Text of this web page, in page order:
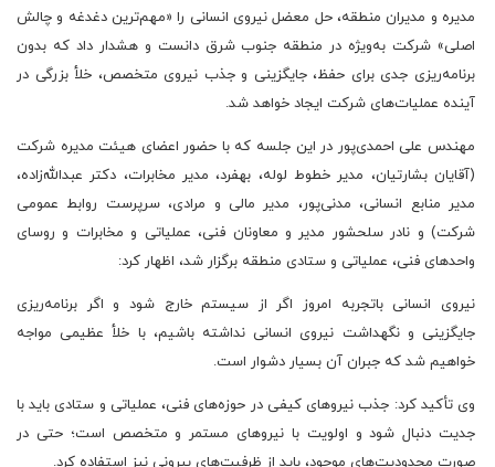
مدیره و مدیران منطقه، حل معضل نیروی انسانی را «مهم‌ترین دغدغه و چالش
اصلی» شرکت به‌ویژه در منطقه جنوب شرق دانست و هشدار داد که بدون
برنامه‌ریزی جدی برای حفظ، جایگزینی و جذب نیروی متخصص، خلأ بزرگی در
آینده عملیات‌های شرکت ایجاد خواهد شد.
مهندس علی احمدی‌پور در این جلسه که با حضور اعضای هیئت مدیره شرکت
(آقایان بشارتیان، مدیر خطوط لوله، بهفرد، مدیر مخابرات، دکتر عبدالله‌زاده،
مدیر منابع انسانی، مدنی‌پور، مدیر مالی و مرادی، سرپرست روابط عمومی
شرکت) و نادر سلحشور مدیر و معاونان فنی، عملیاتی و مخابرات و روسای
واحدهای فنی، عملیاتی و ستادی منطقه برگزار شد، اظهار کرد:
نیروی انسانی باتجربه امروز اگر از سیستم خارج شود و اگر برنامه‌ریزی
جایگزینی و نگهداشت نیروی انسانی نداشته باشیم، با خلأ عظیمی مواجه
خواهیم شد که جبران آن بسیار دشوار است.
وی تأکید کرد: جذب نیروهای کیفی در حوزه‌های فنی، عملیاتی و ستادی باید با
جدیت دنبال شود و اولویت با نیروهای مستمر و متخصص است؛ حتی در
صورت محدودیت‌های موجود، باید از ظرفیت‌های بیرونی نیز استفاده کرد.